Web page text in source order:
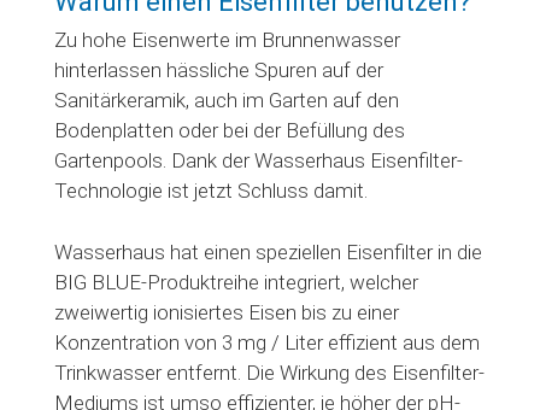
HINZUFÜGEN
Zu hohe Eisenwerte im Brunnenwasser
hinterlassen hässliche Spuren auf der
Sanitärkeramik, auch im Garten auf den
Bodenplatten oder bei der Befüllung des
Gartenpools. Dank der Wasserhaus Eisenfilter-
Technologie ist jetzt Schluss damit.
Wasserhaus hat einen speziellen Eisenfilter in die
BIG BLUE-Produktreihe integriert, welcher
zweiwertig ionisiertes Eisen bis zu einer
Konzentration von 3 mg / Liter effizient aus dem
Trinkwasser entfernt. Die Wirkung des Eisenfilter-
Mediums ist umso effizienter, je höher der pH-